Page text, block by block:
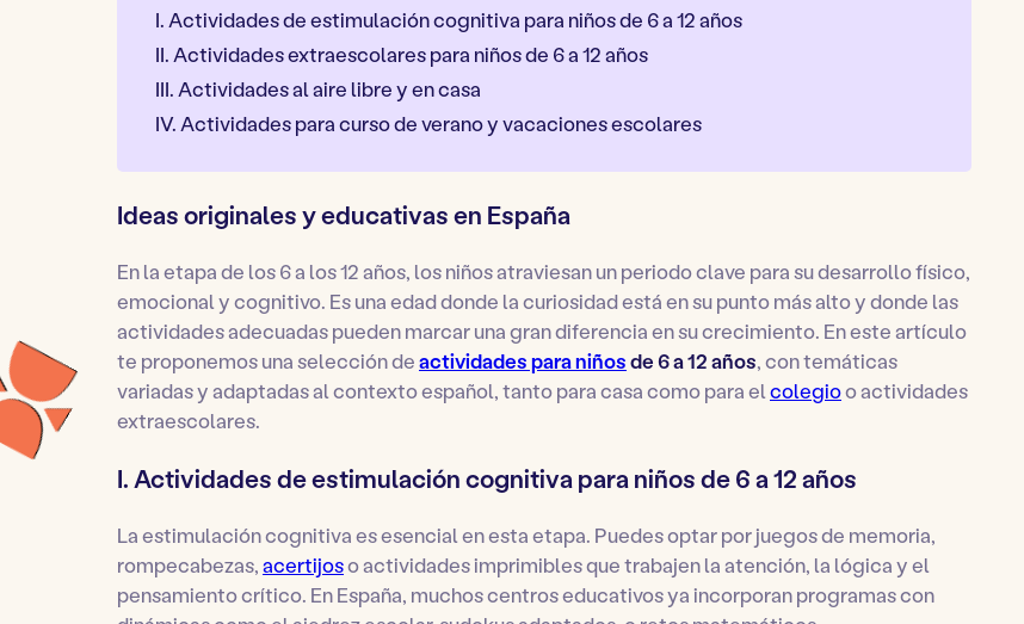
I. Actividades de estimulación cognitiva para niños de 6 a 12 años
II. Actividades extraescolares para niños de 6 a 12 años
III. Actividades al aire libre y en casa
IV. Actividades para curso de verano y vacaciones escolares
Ideas originales y educativas en España
En la etapa de los 6 a los 12 años, los niños atraviesan un periodo clave para su desarrollo físico,
emocional y cognitivo. Es una edad donde la curiosidad está en su punto más alto y donde las
actividades adecuadas pueden marcar una gran diferencia en su crecimiento. En este artículo
te proponemos una selección deactividades para niñosde 6 a 12 años, con temáticas
variadas y adaptadas al contexto español, tanto para casa como para elcolegioo actividades
extraescolares.
I. Actividades de estimulación cognitiva para niños de 6 a 12 años
La estimulación cognitiva es esencial en esta etapa. Puedes optar por juegos de memoria,
rompecabezas,acertijoso actividades imprimibles que trabajen la atención, la lógica y el
pensamiento crítico. En España, muchos centros educativos ya incorporan programas con